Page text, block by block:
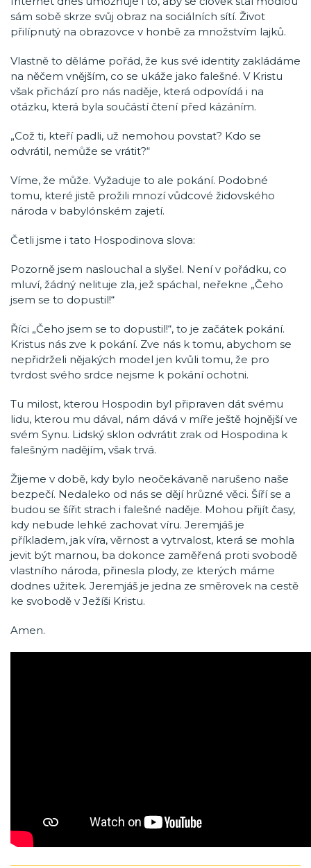
sám sobě skrze svůj obraz na sociálních sítí. Život
přilípnutý na obrazovce v honbě za množstvím lajků.
Vlastně to děláme pořád, že kus své identity zakládáme
na něčem vnějším, co se ukáže jako falešné. V Kristu
však přichází pro nás naděje, která odpovídá i na
otázku, která byla součástí čtení před kázáním.
„Což ti, kteří padli, už nemohou povstat? Kdo se
odvrátil, nemůže se vrátit?“
Víme, že může. Vyžaduje to ale pokání. Podobné
tomu, které jistě prožili mnozí vůdcové židovského
národa v babylónském zajetí.
Četli jsme i tato Hospodinova slova:
Pozorně jsem naslouchal a slyšel. Není v pořádku, co
mluví, žádný nelituje zla, jež spáchal, neřekne „Čeho
jsem se to dopustil!“
Říci „Čeho jsem se to dopustil!“, to je začátek pokání.
Kristus nás zve k pokání. Zve nás k tomu, abychom se
nepřidrželi nějakých model jen kvůli tomu, že pro
tvrdost svého srdce nejsme k pokání ochotni.
Tu milost, kterou Hospodin byl připraven dát svému
lidu, kterou mu dával, nám dává v míře ještě hojnější ve
svém Synu. Lidský sklon odvrátit zrak od Hospodina k
falešným nadějím, však trvá.
Žijeme v době, kdy bylo neočekávaně narušeno naše
bezpečí. Nedaleko od nás se dějí hrůzné věci. Šíří se a
budou se šířit strach i falešné naděje. Mohou přijít časy,
kdy nebude lehké zachovat víru. Jeremjáš je
příkladem, jak víra, věrnost a vytrvalost, která se mohla
jevit být marnou, ba dokonce zaměřená proti svobodě
vlastního národa, přinesla plody, ze kterých máme
dodnes užitek. Jeremjáš je jedna ze směrovek na cestě
ke svobodě v Ježíši Kristu.
Amen.